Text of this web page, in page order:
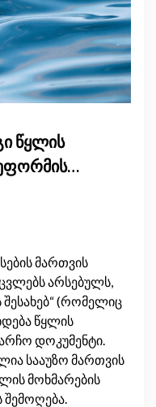
წყლის
მართვის
არსებულს,
(რომელიც
წყლის
დოკუმენტი.
სააუზო მართვის
მოხმარების
შემოღება.